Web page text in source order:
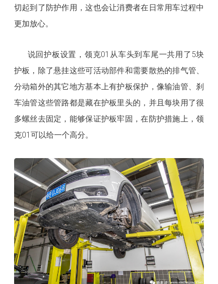
切起到了防护作用，这也会让消费者在日常用车过程中
更加放心。
说回护板设置，领克01从车头到车尾一共用了5块
护板，除了悬挂这些可活动部件和需要散热的排气管、
分动箱外的其它地方基本上有护板保护，像输油管、刹
车油管这些管路都是藏在护板里头的，并且每块用了很
多螺丝去固定，能够保证护板牢固，在防护措施上，领
克01可以给一个高分。